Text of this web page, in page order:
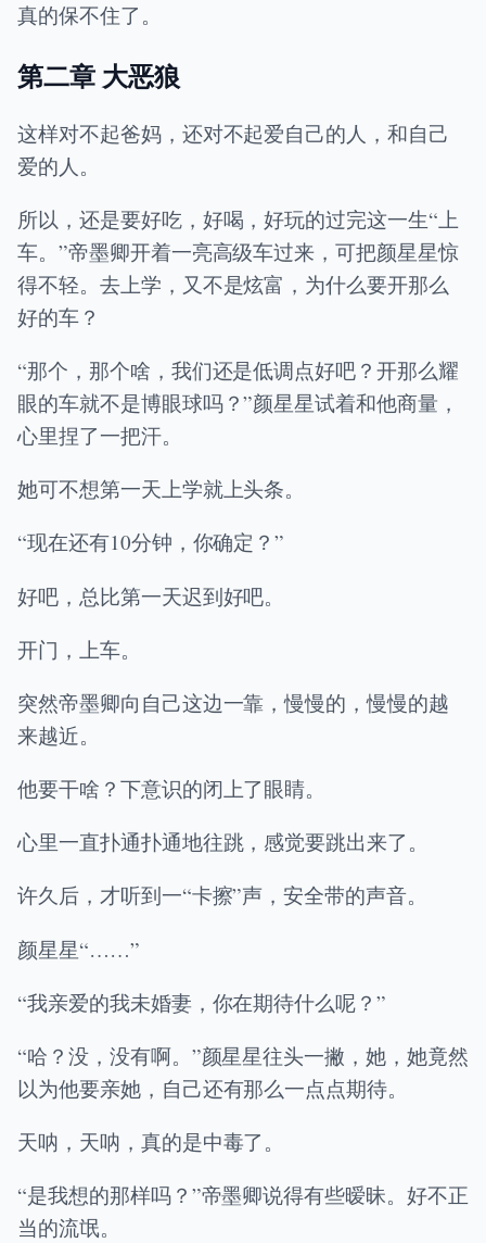
真的保不住了。
第二章 大恶狼
这样对不起爸妈，还对不起爱自己的人，和自己
爱的人。
所以，还是要好吃，好喝，好玩的过完这一生“上
车。”帝墨卿开着一亮高级车过来，可把颜星星惊
得不轻。去上学，又不是炫富，为什么要开那么
好的车？
“那个，那个啥，我们还是低调点好吧？开那么耀
眼的车就不是博眼球吗？”颜星星试着和他商量，
心里捏了一把汗。
她可不想第一天上学就上头条。
“现在还有10分钟，你确定？”
好吧，总比第一天迟到好吧。
开门，上车。
突然帝墨卿向自己这边一靠，慢慢的，慢慢的越
来越近。
他要干啥？下意识的闭上了眼睛。
心里一直扑通扑通地往跳，感觉要跳出来了。
许久后，才听到一“卡擦”声，安全带的声音。
颜星星“……”
“我亲爱的我未婚妻，你在期待什么呢？”
“哈？没，没有啊。”颜星星往头一撇，她，她竟然
以为他要亲她，自己还有那么一点点期待。
天呐，天呐，真的是中毒了。
“是我想的那样吗？”帝墨卿说得有些暧昧。好不正
当的流氓。